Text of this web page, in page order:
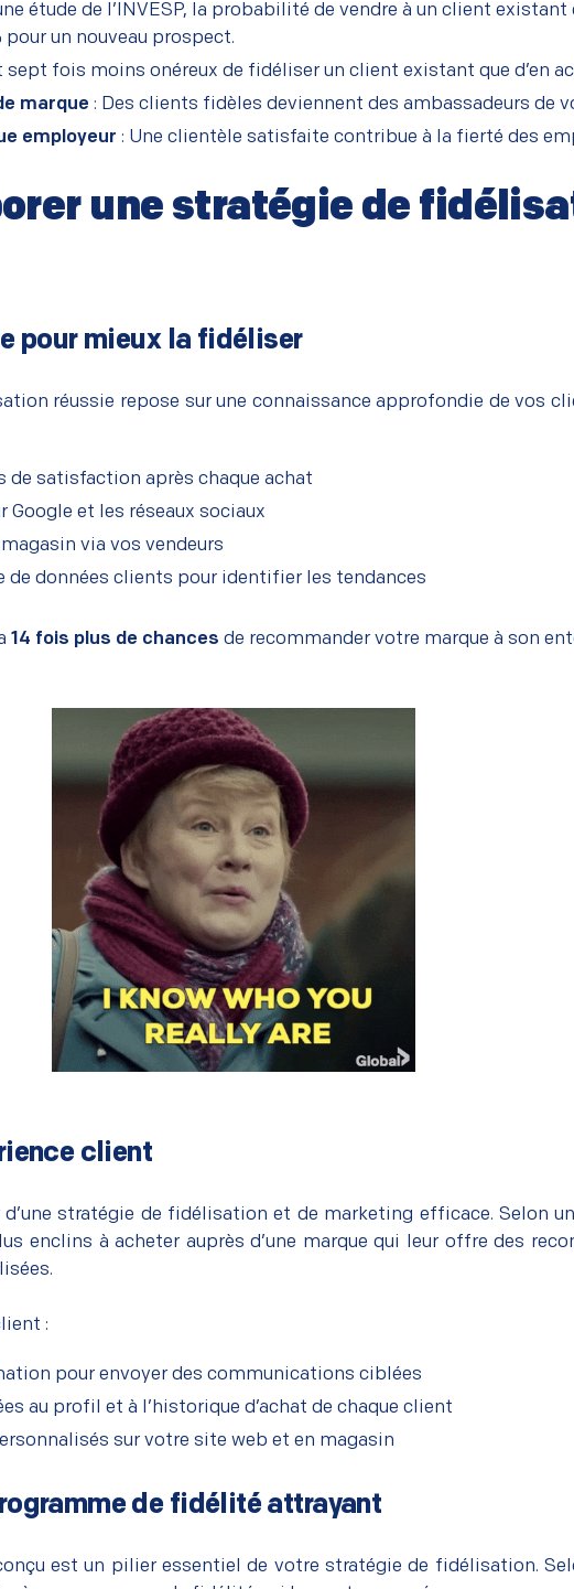
étude de l’ INVESP, la probabilité de vendre à un client existant
un nouveau prospect.
sept fois moins onéreux de fidéliser un client existant que d’en
marque : Des clients fidèles deviennent des ambassadeurs de
employeur : Une clientèle satisfaite contribue à la fierté des
une stratégie de
pour mieux la fidéliser
réussie repose sur une connaissance approfondie de vos
de satisfaction après chaque achat
et les réseaux sociaux
via vos vendeurs
de données clients pour identifier les tendances
14 fois plus de chances de recommander votre marque à son
client
stratégie de fidélisation et de marketing efficace. Selon
enclins à acheter auprès d’une marque qui leur offre des
:
pour envoyer des communications ciblées
au profil et à l’historique d’achat de chaque client
sur votre site web et en magasin
de fidélité attrayant
est un pilier essentiel de votre stratégie de fidélisation.